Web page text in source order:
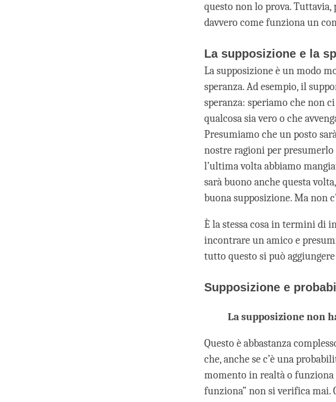
questo non lo prova.
davvero come funziona un
La supposizione e la
La supposizione è un modo
speranza. Ad esempio, il
speranza: speriamo che non
qualcosa sia vero o che
Presumiamo che un posto
nostre ragioni per presumerlo
l’ultima volta abbiamo
sarà buono anche questa
buona supposizione. Ma non
È la stessa cosa in termini di
incontrare un amico e
tutto questo si può
Supposizione e
La supposizione non
Questo è abbastanza
che, anche se c’è una
momento in realtà o
funziona” non si verifica mai.